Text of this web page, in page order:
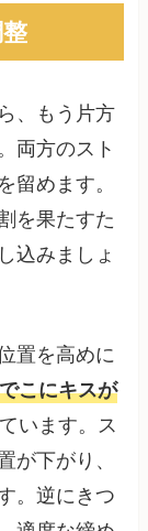
、もう片方
両方のスト
留めます。
を果たすた
込みましょ
置を高めに
こにキスが
います。ス
が下がり、
。逆にきつ